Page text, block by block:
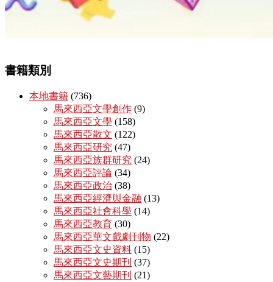
書籍類別
本地書籍 (736)
馬來西亞文學創作 (9)
馬來西亞文學 (158)
馬來西亞散文 (122)
馬來西亞研究 (47)
馬來西亞族群研究 (24)
馬來西亞評論 (34)
馬來西亞政治 (38)
馬來西亞經濟與金融 (13)
馬來西亞社會科學 (14)
馬來西亞教育 (30)
馬來西亞華文戲劇刊物 (22)
馬來西亞文史資料 (15)
馬來西亞文史期刊 (37)
馬來西亞文藝期刊 (21)